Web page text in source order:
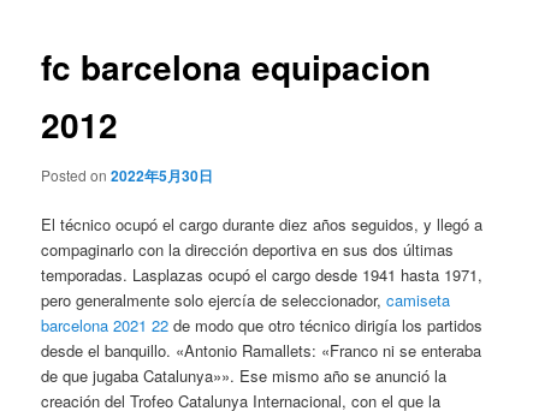
fc barcelona equipacion
2012
Posted on2022年5月30日
El técnico ocupó el cargo durante diez años seguidos, y llegó a
compaginarlo con la dirección deportiva en sus dos últimas
temporadas. Lasplazas ocupó el cargo desde 1941 hasta 1971,
pero generalmente solo ejercía de seleccionador,camiseta
barcelona 2021 22 de modo que otro técnico dirigía los partidos
desde el banquillo. «Antonio Ramallets: «Franco ni se enteraba
de que jugaba Catalunya»». Ese mismo año se anunció la
creación del Trofeo Catalunya Internacional, con el que la